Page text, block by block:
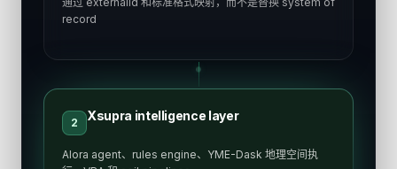
record
2 Xsupra intelligence layer
Alora agent、rules engine、YME-Dask 地理空间执